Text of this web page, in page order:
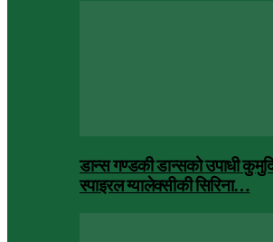
डान्स गण्डकी डान्सको उपाधी
स्पाइरल ग्यालेक्सीकी सिरिना…